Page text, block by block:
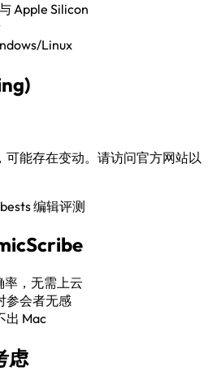
Apple Silicon
Linux
能存在变动。请访问官方网站以
编辑评测
率，无需上云
参会者无感
出 Mac
虑